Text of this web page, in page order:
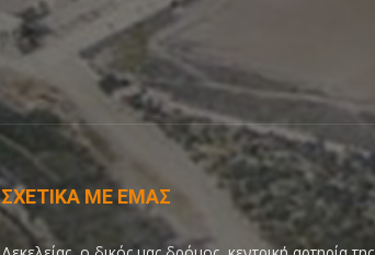
ΣΧΕΤΙΚΑ ΜΕ ΕΜΑΣ